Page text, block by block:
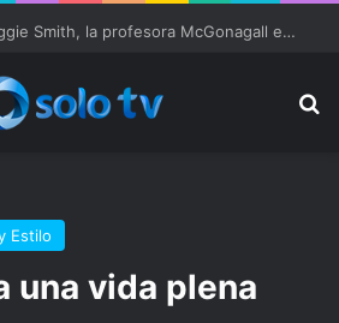
Estilo
una vida plena